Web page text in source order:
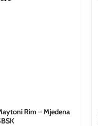
Rim – Mjedena